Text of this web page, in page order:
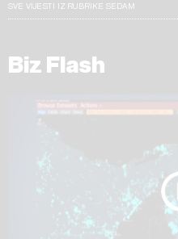
SVE VIJESTI IZ RUBRIKE SEDAM
Biz Flash